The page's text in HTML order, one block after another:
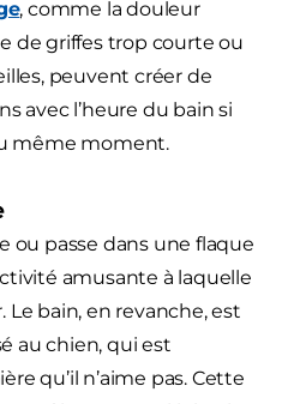
, comme la douleur
de griffes trop courte ou
peuvent créer de
avec l’heure du bain si
même moment.
ou passe dans une flaque
amusante à laquelle
bain, en revanche, est
au chien, qui est
qu’il n’aime pas. Cette